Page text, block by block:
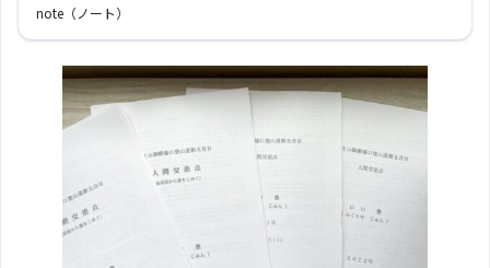
note（ノート）